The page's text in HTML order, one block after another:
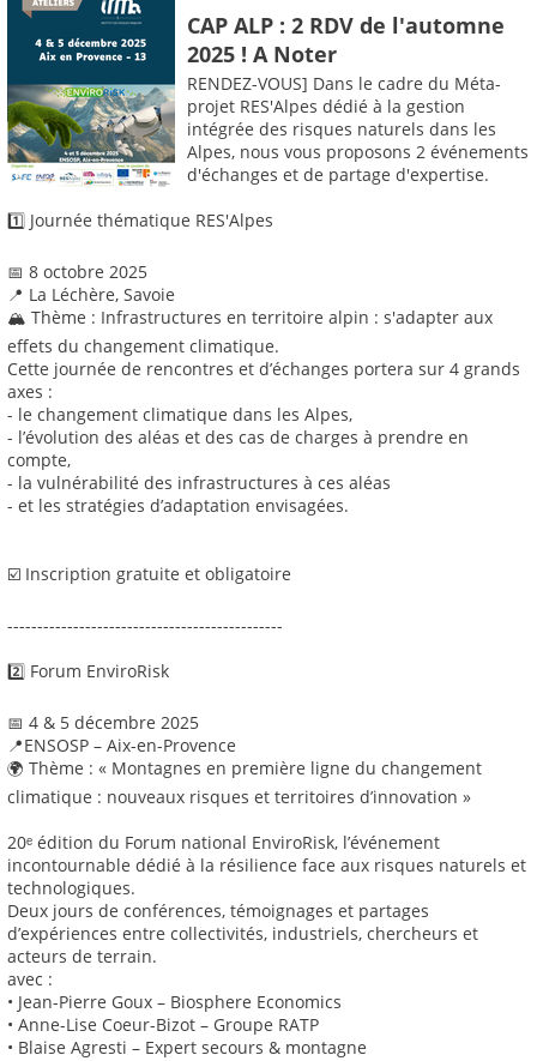
CAP ALP : 2 RDV de l'automne
2025 ! A Noter
RENDEZ-VOUS] Dans le cadre du Méta-
projet RES'Alpes dédié à la gestion
intégrée des risques naturels dans les
Alpes, nous vous proposons 2 événements
d'échanges et de partage d'expertise.
1️⃣ Journée thématique RES'Alpes
📅 8 octobre 2025
📍 La Léchère, Savoie
🏔️ Thème : Infrastructures en territoire alpin : s'adapter aux
effets du changement climatique.
Cette journée de rencontres et d’échanges portera sur 4 grands
axes :
- le changement climatique dans les Alpes,
- l’évolution des aléas et des cas de charges à prendre en
compte,
- la vulnérabilité des infrastructures à ces aléas
- et les stratégies d’adaptation envisagées.
☑️ Inscription gratuite et obligatoire
----------------------------------------------
2️⃣ Forum EnviroRisk
📅 4 & 5 décembre 2025
📍ENSOSP – Aix-en-Provence
🌍 Thème : « Montagnes en première ligne du changement
climatique : nouveaux risques et territoires d’innovation »
20ᵉ édition du Forum national EnviroRisk, l’événement
incontournable dédié à la résilience face aux risques naturels et
technologiques.
Deux jours de conférences, témoignages et partages
d’expériences entre collectivités, industriels, chercheurs et
acteurs de terrain.
avec :
• Jean-Pierre Goux – Biosphere Economics
• Anne-Lise Coeur-Bizot – Groupe RATP
• Blaise Agresti – Expert secours & montagne